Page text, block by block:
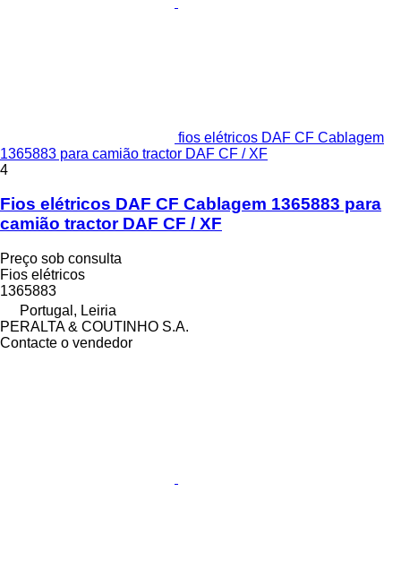
fios elétricos DAF CF Cablagem
1365883 para camião tractor DAF CF / XF
4
Fios elétricos DAF CF Cablagem 1365883 para
camião tractor DAF CF / XF
Preço sob consulta
Fios elétricos
1365883
Portugal, Leiria
PERALTA & COUTINHO S.A.
Contacte o vendedor